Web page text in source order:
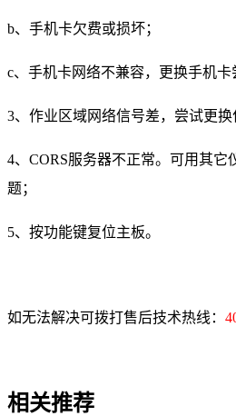
b、手机卡欠费或损坏；
c、手机卡网络不兼容，更换手机卡
3、作业区域网络信号差，尝试更换
4、CORS服务器不正常。可用其它
题；
5、按功能键复位主板。
如无法解决可拨打售后技术热线：
相关推荐